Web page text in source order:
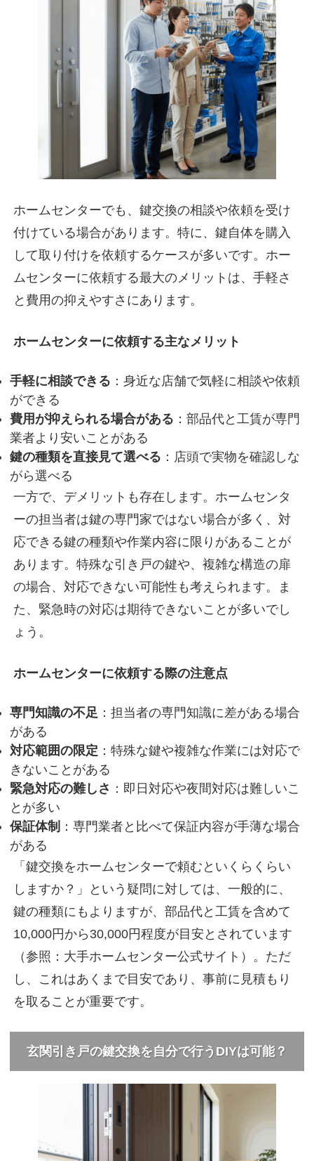
ホームセンターでも、鍵交換の相談や依頼を受け
付けている場合があります。特に、鍵自体を購入
して取り付けを依頼するケースが多いです。ホー
ムセンターに依頼する最大のメリットは、手軽さ
と費用の抑えやすさ にあります。
ホームセンターに依頼する主なメリット
手軽に相談できる ：身近な店舗で気軽に相談や依頼
ができる
費用が抑えられる場合がある ：部品代と工賃が専門
業者より安いことがある
鍵の種類を直接見て選べる ：店頭で実物を確認しな
がら選べる
一方で、デメリットも存在します。ホームセンタ
ーの担当者は鍵の専門家ではない場合が多く、対
応できる鍵の種類や作業内容に限りがあることが
あります。特殊な引き戸の鍵や、複雑な構造の扉
の場合、対応できない可能性も考えられます。ま
た、緊急時の対応は期待できないことが多いでし
ょう。
ホームセンターに依頼する際の注意点
専門知識の不足 ：担当者の専門知識に差がある場合
がある
対応範囲の限定 ：特殊な鍵や複雑な作業には対応で
きないことがある
緊急対応の難しさ ：即日対応や夜間対応は難しいこ
とが多い
保証体制 ：専門業者と比べて保証内容が手薄な場合
がある
「鍵交換をホームセンターで頼むといくらくらい
しますか？」という疑問に対しては、一般的に、
鍵の種類にもよりますが、部品代と工賃を含めて
10,000円から30,000円程度が目安とされています
（参照：大手ホームセンター公式サイト）。ただ
し、これはあくまで目安であり、事前に見積もり
を取ることが重要です。
玄関引き戸の鍵交換を自分で行うDIYは可能？